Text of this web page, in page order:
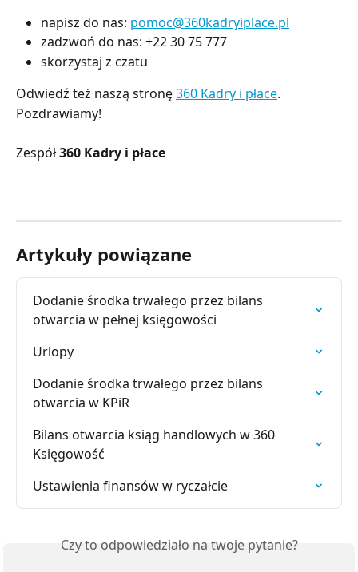
napisz do nas: pomoc@360kadryiplace.pl
zadzwoń do nas: +22 30 75 777
skorzystaj z czatu
Odwiedź też naszą stronę360 Kadry i płace.
Pozdrawiamy!
Zespół360 Kadry i płace
Artykuły powiązane
Dodanie środka trwałego przez bilans
otwarcia w pełnej księgowości
Urlopy
Dodanie środka trwałego przez bilans
otwarcia w KPiR
Bilans otwarcia ksiąg handlowych w 360
Księgowość
Ustawienia finansów w ryczałcie
Czy to odpowiedziało na twoje pytanie?